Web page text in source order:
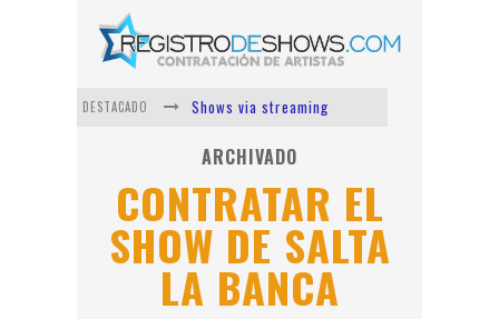
DESTACADO
Shows via streaming
Lit Killah
Nicki Nicole
Duki
Vi Em
Los Ángeles Azules
ARCHIVADO
CONTRATAR EL
SHOW DE SALTA
LA BANCA